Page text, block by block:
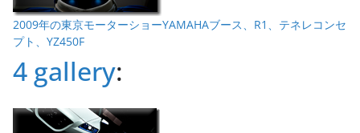
2009年の東京モーターショーYAMAHAブース、R1、テネレコンセ
プト、YZ450F
4 gallery: